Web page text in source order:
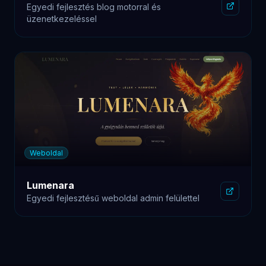
Egyedi fejlesztés blog motorral és
üzenetkezeléssel
Weboldal
Lumenara
Egyedi fejlesztésű weboldal admin felülettel